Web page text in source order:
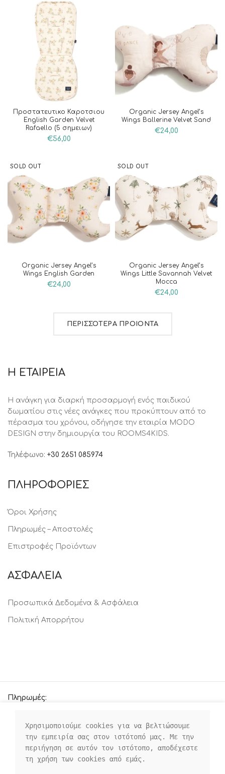
Προστατευτικο Καροτσιου
English Garden Velvet
Rafaello (5 σημειων)
€56,00
Organic Jersey Angel’s
Wings Ballerine Velvet Sand
€24,00
SOLD OUT
Organic Jersey Angel’s
Wings English Garden
€24,00
SOLD OUT
Organic Jersey Angel’s
Wings Little Savannah Velvet
Mocca
€24,00
ΠΕΡΙΣΣΟΤΕΡΑ ΠΡΟΙΟΝΤΑ
Η ΕΤΑΙΡΕΙΑ
Η ανάγκη για διαρκή προσαρμογή ενός παιδικού
δωματίου στις νέες ανάγκες που προκύπτουν από το
πέρασμα του χρόνου, oδήγησε την εταιρία MODO
DESIGN στην δημιουργία του ROOMS4KIDS.
Τηλέφωνο: +30 2651 085974
ΠΛΗΡΟΦΟΡΙΕΣ
Όροι Χρήσης
Πληρωμές – Αποστολές
Επιστροφές Προϊόντων
ΑΣΦΑΛΕΙΑ
Προσωπικά Δεδομένα & Ασφάλεια
Πολιτική Απορρήτου
Πληρωμές:
Οι κοινωνικοί μας σύνδεσμοι:
Χρησιμοποιούμε cookies για να βελτιώσουμε
την εμπειρία σας στον ιστότοπό μας. Με την
περιήγηση σε αυτόν τον ιστότοπο, αποδέχεστε
τη χρήση των cookies από εμάς.